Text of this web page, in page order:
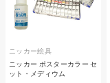
ニッカー絵具
ニッカー ポスターカラー セ
ット・メディウム